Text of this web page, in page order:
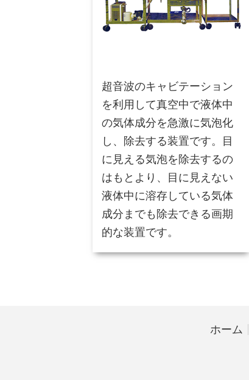
超音波のキャビテーション
を利用して真空中で液体中
の気体成分を急激に気泡化
し、除去する装置です。目
に見える気泡を除去するの
はもとより、目に見えない
液体中に溶存している気体
成分までも除去できる画期
的な装置です。
ホーム